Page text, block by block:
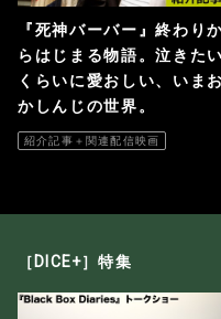
『死神バーバー』終わり
らはじまる物語。泣きたい
くらいに愛おしい、いまお
かしんじの世界。
紹介記事＋関連配信映画
［DICE+］特集